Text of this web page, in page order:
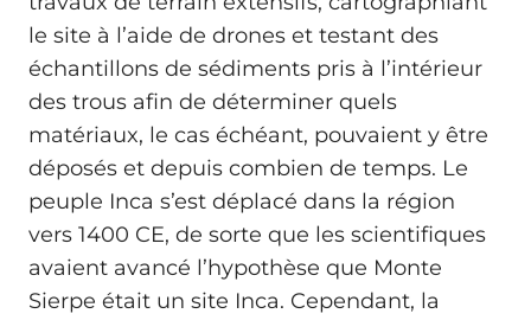
le site à l’aide de drones et testant des
échantillons de sédiments pris à l’intérieur
des trous afin de déterminer quels
matériaux, le cas échéant, pouvaient y être
déposés et depuis combien de temps. Le
peuple Inca s’est déplacé dans la région
vers 1400 CE, de sorte que les scientifiques
avaient avancé l’hypothèse que Monte
Sierpe était un site Inca. Cependant, la